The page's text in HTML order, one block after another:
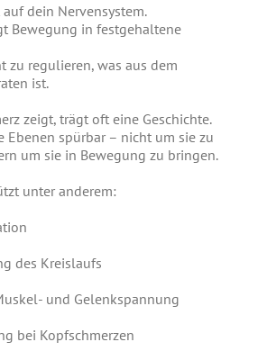
dein Nervensystem.
Bewegung in festgehaltene
zu regulieren, was aus dem
ist.
zeigt, trägt oft eine Geschichte.
Ebenen spürbar – nicht um sie zu
um sie in Bewegung zu bringen.
unter anderem:
des Kreislaufs
und Gelenkspannung
bei Kopfschmerzen